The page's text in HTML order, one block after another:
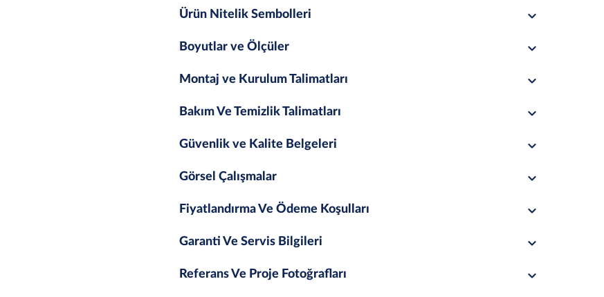
Ürün Nitelik Sembolleri
Boyutlar ve Ölçüler
Montaj ve Kurulum Talimatları
Bakım Ve Temizlik Talimatları
Güvenlik ve Kalite Belgeleri
Görsel Çalışmalar
Fiyatlandırma Ve Ödeme Koşulları
Garanti Ve Servis Bilgileri
Referans Ve Proje Fotoğrafları